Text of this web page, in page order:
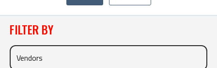
FILTER BY